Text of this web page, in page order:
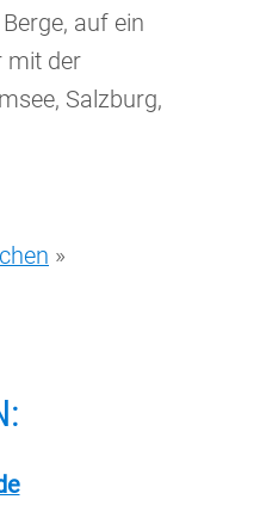
auf ein
mit der
Salzburg,
»